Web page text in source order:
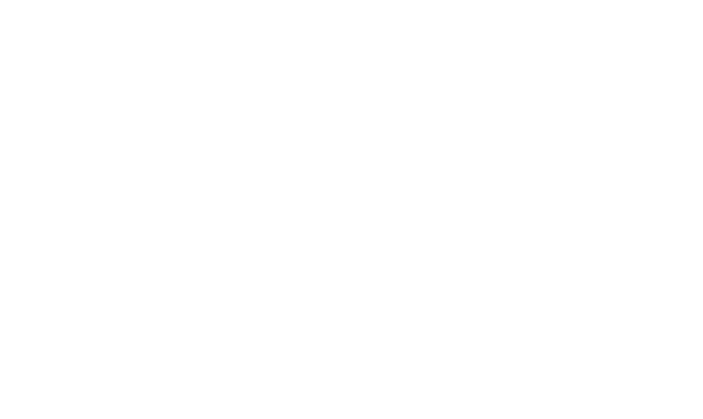
необходимые для инкрементных копий. Во время
копия, что устраняет необходимость слияния данных.